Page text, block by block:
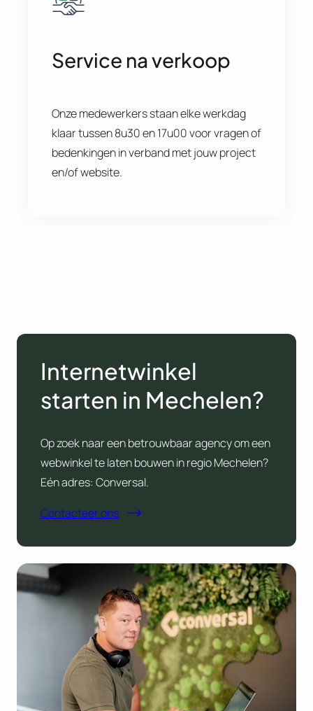
Service na verkoop
Onze medewerkers staan elke werkdag
klaar tussen 8u30 en 17u00 voor vragen of
bedenkingen in verband met jouw project
en/of website.
Internetwinkel
starten in Mechelen?
Op zoek naar een betrouwbaar agency om een
webwinkel te laten bouwen in regio Mechelen?
Eén adres: Conversal.
Contacteer ons